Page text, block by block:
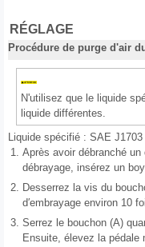
RÉGLAGE
Procédure de purge d'air
N'utilisez que le liquide
liquide différentes.
Liquide spécifié : SAE
1. Après avoir débranché
débrayage, insérez un
2. Desserrez la vis du
d′embrayage environ 10
3. Serrez le bouchon (A)
Ensuite, élevez la pédale